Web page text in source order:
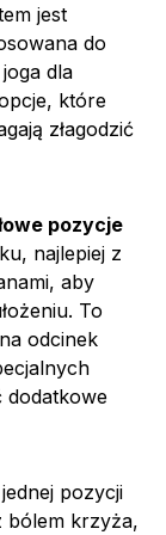
jest
do
dla
które
złagodzić
pozycje
najlepiej z
aby
To
odcinek
dodatkowe
pozycji
bólem krzyża,